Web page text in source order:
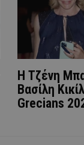
Η Τζένη
Βασίλη
Grecians